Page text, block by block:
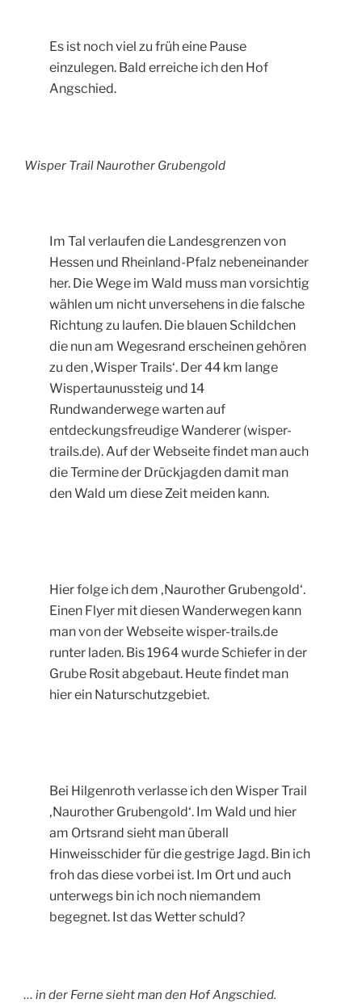
Es ist noch viel zu früh eine Pause
einzulegen. Bald erreiche ich den Hof
Angschied.
Wisper Trail Naurother Grubengold
Im Tal verlaufen die Landesgrenzen von
Hessen und Rheinland-Pfalz nebeneinander
her. Die Wege im Wald muss man vorsichtig
wählen um nicht unversehens in die falsche
Richtung zu laufen. Die blauen Schildchen
die nun am Wegesrand erscheinen gehören
zu den ‚Wisper Trails‘. Der 44 km lange
Wispertaunussteig und 14
Rundwanderwege warten auf
entdeckungsfreudige Wanderer (wisper-
trails.de). Auf der Webseite findet man auch
die Termine der Drückjagden damit man
den Wald um diese Zeit meiden kann.
Hier folge ich dem ‚Naurother Grubengold‘.
Einen Flyer mit diesen Wanderwegen kann
man von der Webseite wisper-trails.de
runter laden. Bis 1964 wurde Schiefer in der
Grube Rosit abgebaut. Heute findet man
hier ein Naturschutzgebiet.
Bei Hilgenroth verlasse ich den Wisper Trail
‚Naurother Grubengold‘. Im Wald und hier
am Ortsrand sieht man überall
Hinweisschider für die gestrige Jagd. Bin ich
froh das diese vorbei ist. Im Ort und auch
unterwegs bin ich noch niemandem
begegnet. Ist das Wetter schuld?
… in der Ferne sieht man den Hof Angschied.